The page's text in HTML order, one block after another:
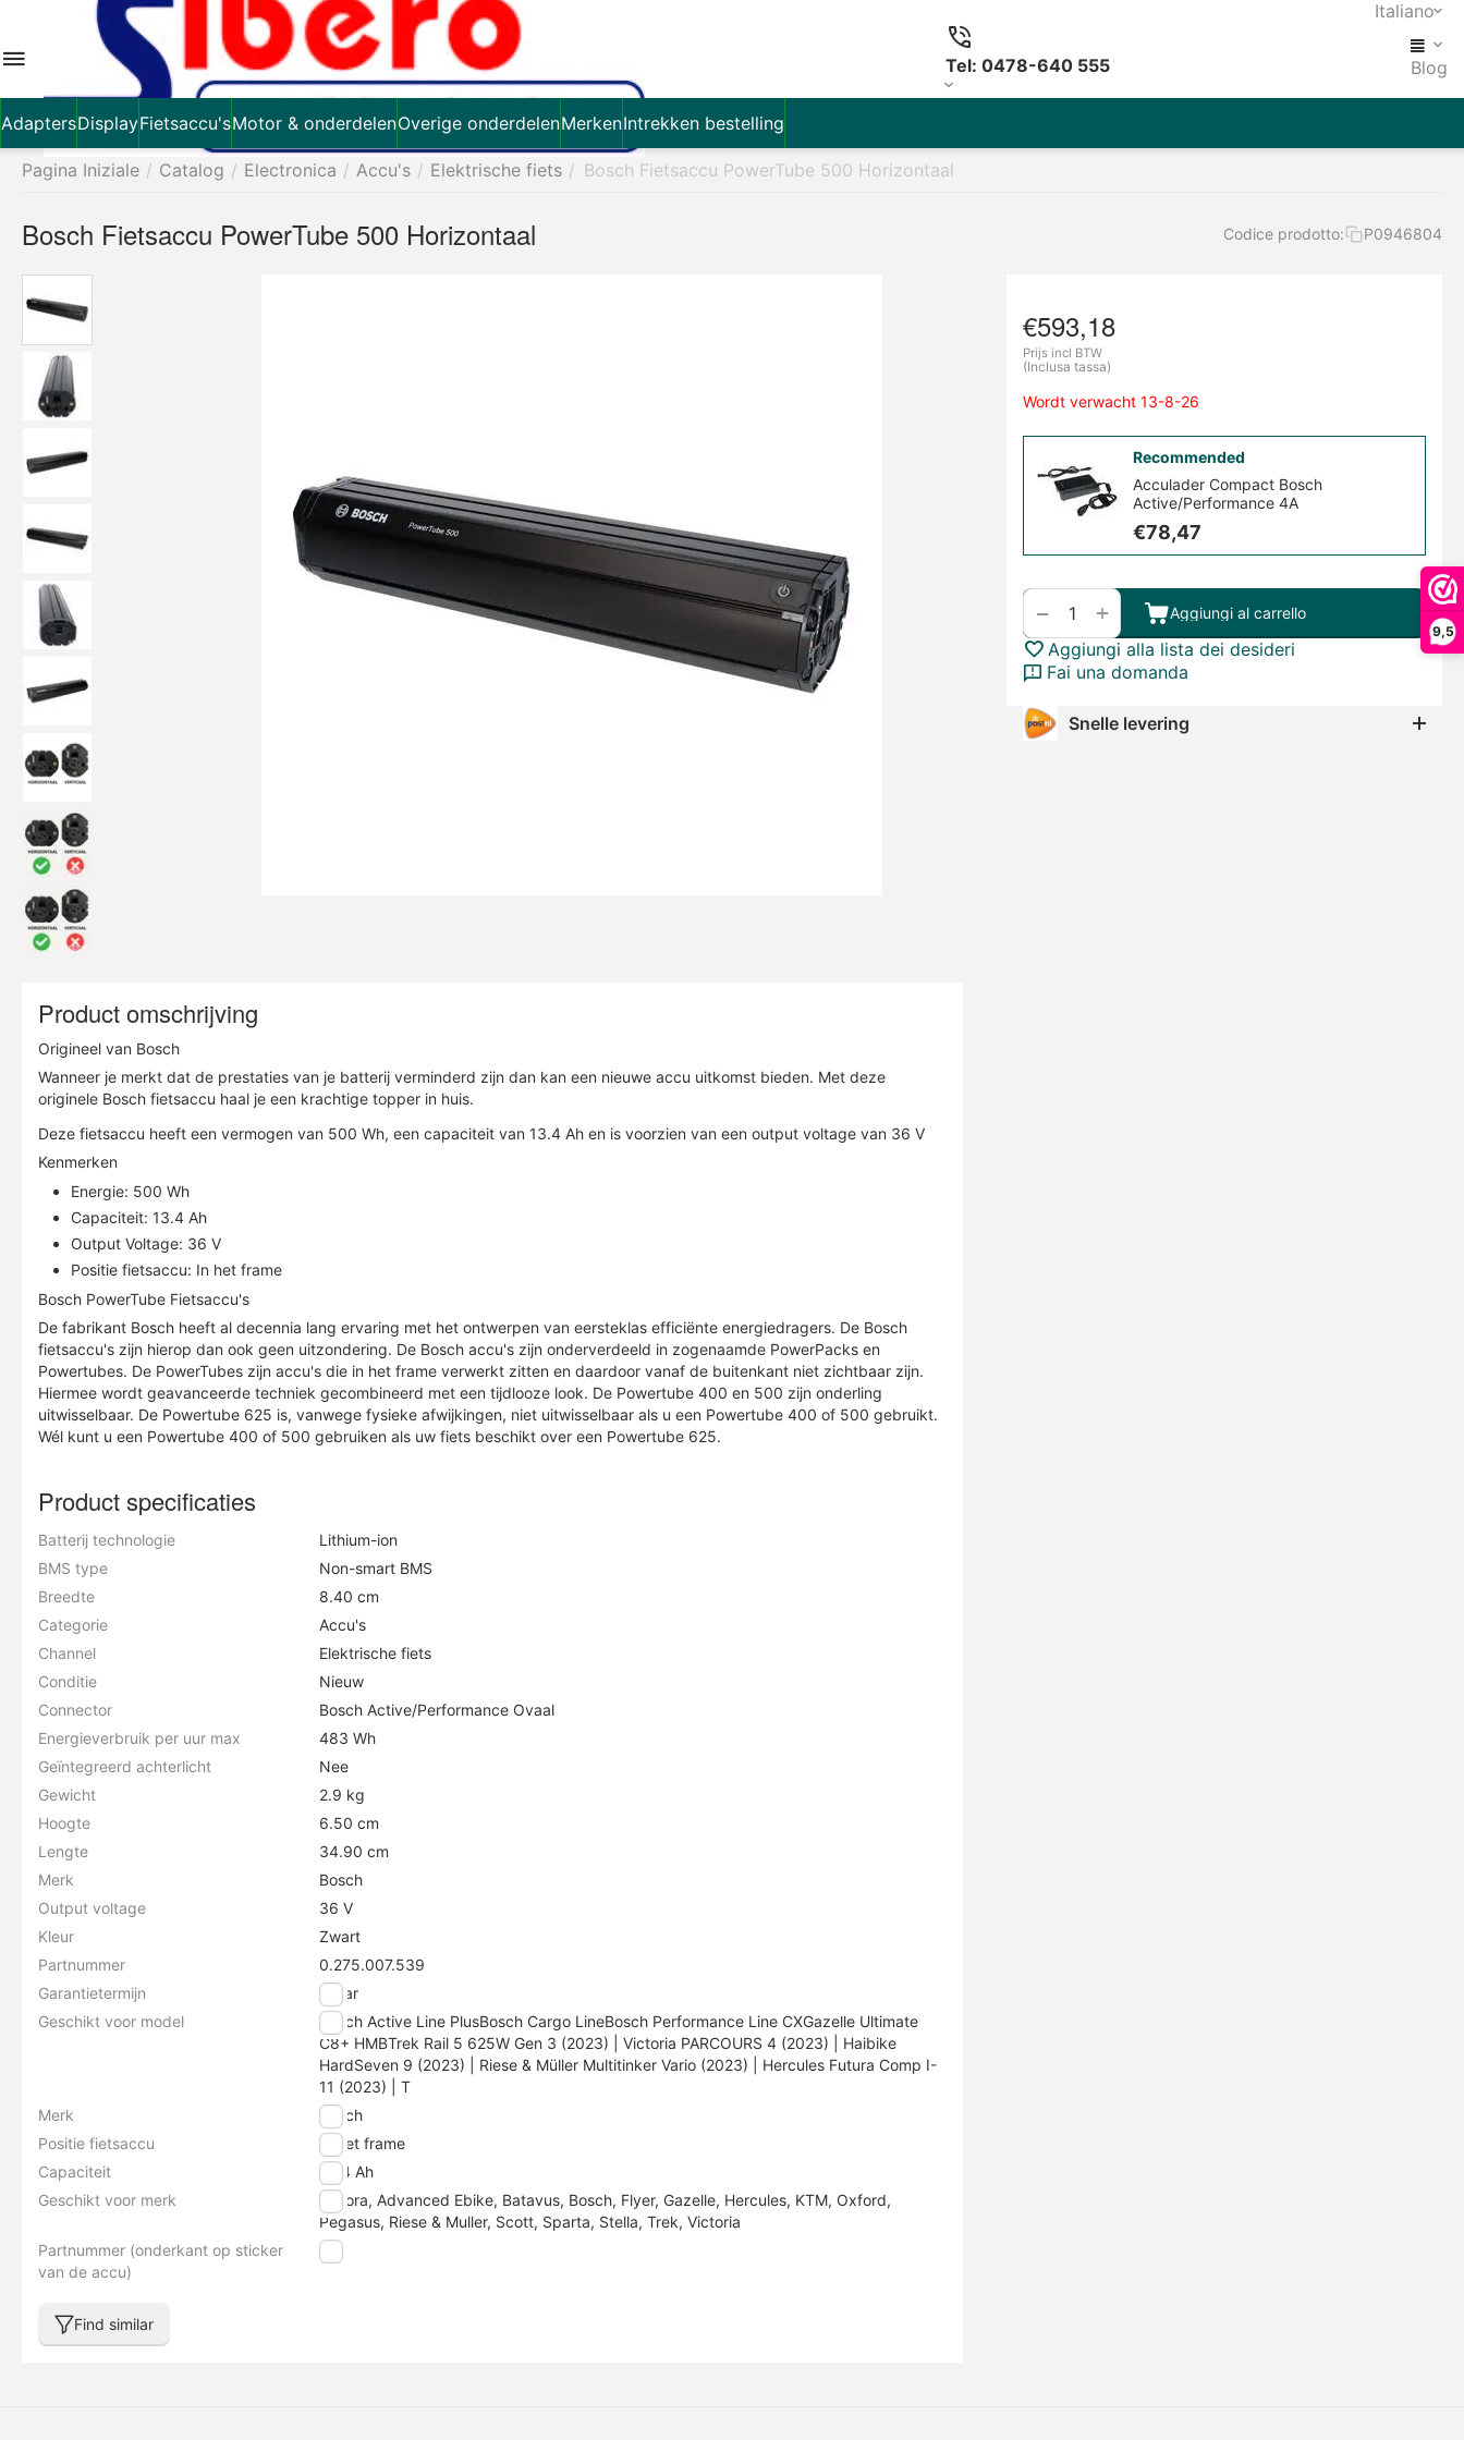
9,5
Italiano
Tel: 0478-640 555 Blog
AdaptersDisplayFietsaccu'sMotor & onderdelenOverige onderdelenMerkenIntrekken bestelling
Pagina Iniziale / Catalog / Electronica / Accu's / Elektrische fiets / Bosch Fietsaccu PowerTube 500 Horizontaal
Bosch Fietsaccu PowerTube 500 Horizontaal Codice prodotto: P0946804
€593,18
Prijs incl BTW
(Inclusa tassa)
Wordt verwacht 13-8-26
Recommended
Acculader Compact Bosch
Active/Performance 4A
€78,47
+
− Aggiungi al carrello
Aggiungi alla lista dei desideri
Fai una domanda
Snelle levering
Product omschrijving
Origineel van Bosch
Wanneer je merkt dat de prestaties van je batterij verminderd zijn dan kan een nieuwe accu uitkomst bieden. Met deze
originele Bosch fietsaccu haal je een krachtige topper in huis.
Deze fietsaccu heeft een vermogen van 500 Wh, een capaciteit van 13.4 Ah en is voorzien van een output voltage van 36 V
Kenmerken
Energie: 500 Wh
Capaciteit: 13.4 Ah
Output Voltage: 36 V
Positie fietsaccu: In het frame
Bosch PowerTube Fietsaccu's
De fabrikant Bosch heeft al decennia lang ervaring met het ontwerpen van eersteklas efficiënte energiedragers. De Bosch
fietsaccu's zijn hierop dan ook geen uitzondering. De Bosch accu's zijn onderverdeeld in zogenaamde PowerPacks en
Powertubes. De PowerTubes zijn accu's die in het frame verwerkt zitten en daardoor vanaf de buitenkant niet zichtbaar zijn.
Hiermee wordt geavanceerde techniek gecombineerd met een tijdlooze look. De Powertube 400 en 500 zijn onderling
uitwisselbaar. De Powertube 625 is, vanwege fysieke afwijkingen, niet uitwisselbaar als u een Powertube 400 of 500 gebruikt.
Wél kunt u een Powertube 400 of 500 gebruiken als uw fiets beschikt over een Powertube 625.
Product specificaties
Batterij technologie
Lithium-ion
BMS type
Non-smart BMS
Breedte
8.40 cm
Categorie
Accu's
Channel
Elektrische fiets
Conditie
Nieuw
Connector
Bosch Active/Performance Ovaal
Energieverbruik per uur max
483 Wh
Geïntegreerd achterlicht
Nee
Gewicht
2.9 kg
Hoogte
6.50 cm
Lengte
34.90 cm
Merk
Bosch
Output voltage
36 V
Kleur
Zwart
Partnummer
0.275.007.539
Garantietermijn
2 jaar
Geschikt voor model
Bosch Active Line PlusBosch Cargo LineBosch Performance Line CXGazelle Ultimate
C8+ HMBTrek Rail 5 625W Gen 3 (2023) | Victoria PARCOURS 4 (2023) | Haibike
HardSeven 9 (2023) | Riese & Müller Multitinker Vario (2023) | Hercules Futura Comp I-
11 (2023) | T
Merk
Bosch
Positie fietsaccu
In het frame
Capaciteit
13.4 Ah
Geschikt voor merk
Winora, Advanced Ebike, Batavus, Bosch, Flyer, Gazelle, Hercules, KTM, Oxford,
Pegasus, Riese & Muller, Scott, Sparta, Stella, Trek, Victoria
Partnummer (onderkant op sticker
van de accu)
nvt
Find similar